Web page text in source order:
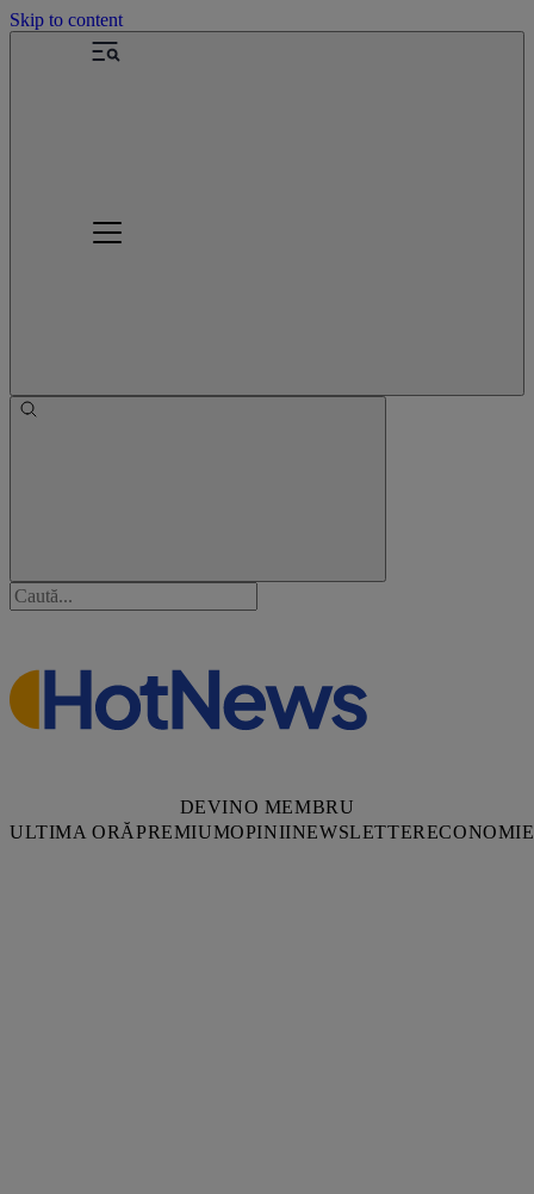
Skip to content
DEVINO MEMBRU
ULTIMA ORĂPREMIUMOPINIINEWSLETTERECONOMIE